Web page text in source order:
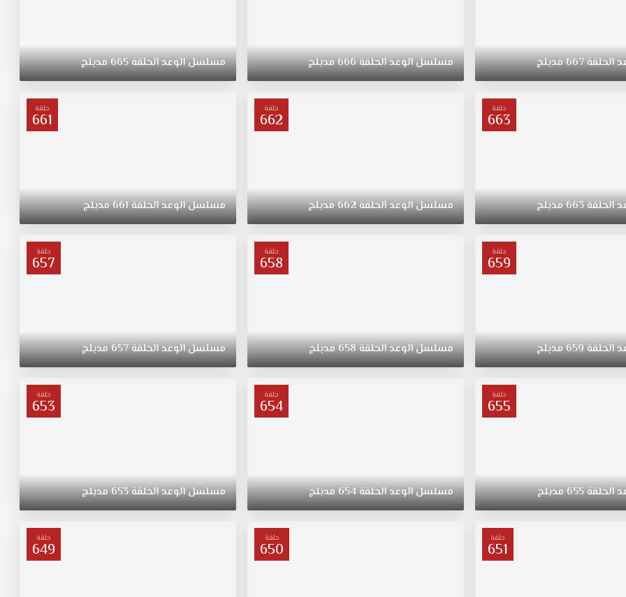
الحلقة667مدبلج مسلسلالوعدالحلقة666مدبلج مسلسلالوعدالحلقة665مدبلج
حلقة
663
الحلقة663مدبلج
حلقة
662
مسلسلالوعدالحلقة662مدبلج
حلقة
661
مسلسلالوعدالحلقة661مدبلج
حلقة
659
الحلقة659مدبلج
حلقة
658
مسلسلالوعدالحلقة658مدبلج
حلقة
657
مسلسلالوعدالحلقة657مدبلج
حلقة
655
الحلقة655مدبلج
حلقة
654
مسلسلالوعدالحلقة654مدبلج
حلقة
653
مسلسلالوعدالحلقة653مدبلج
حلقة
651
حلقة
650
حلقة
649